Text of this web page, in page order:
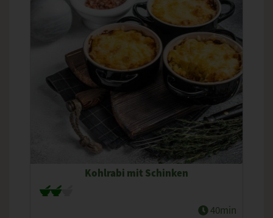
Kohlrabi mit Schinken
40min